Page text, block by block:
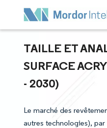
TAILLE ET
SURFACE
- 2030)
Le marché des
autres technologies),